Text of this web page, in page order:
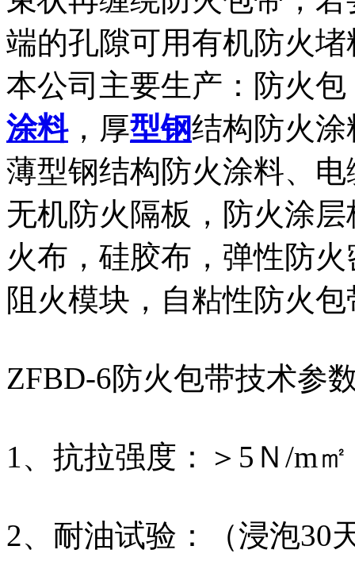
端的孔隙可用有机防火
本公司主要生产：防火
涂料，厚型钢结构防火
薄型钢结构防火涂料、
无机防火隔板，防火涂
火布，硅胶布，弹性防
阻火模块，自粘性防火
ZFBD-6防火包带技术参
1、抗拉强度：＞5Ｎ/m㎡
2、耐油试验：（浸泡30